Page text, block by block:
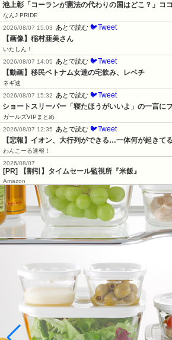
池上彰「コーランが憲法の代わりの国はどこ？」コ
なんJ PRIDE
2026/08/07 15:03
あとで読む 🐦Tweet
【画像】稲村亜美さん
いたしん！
2026/08/07 14:05
あとで読む 🐦Tweet
【動画】移民ベトナム女達の宅飲み、レベチ
ネギ速
2026/08/07 15:32
あとで読む 🐦Tweet
ショートスリーパー「寝たほうがいいよ」の一言に
ガールズVIPまとめ
2026/08/07 12:35
あとで読む 🐦Tweet
【悲報】イオン、大行列ができる…一体何が起きて
わんこーる速報！
2026/08/07
[PR] 【割引】タイムセール監視所『米飯』
Amazon